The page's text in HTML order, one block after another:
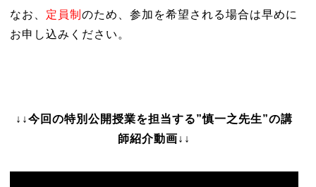
なお、 定員制 のため、参加を希望される場合は早めに
お申し込みください。
↓↓今回の特別公開授業を担当する”慎一之先生”の講
師紹介動画↓↓